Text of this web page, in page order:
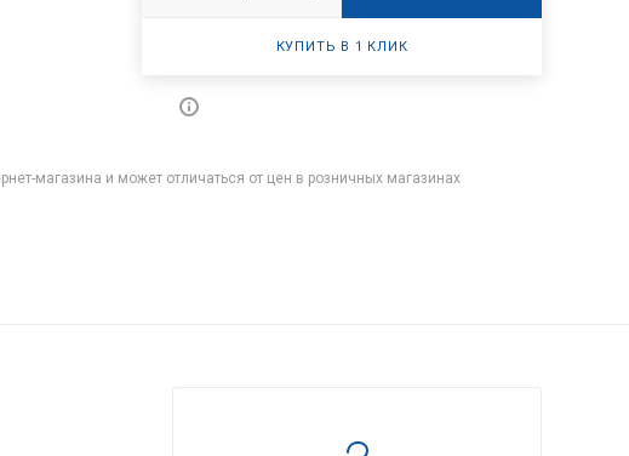
КУПИТЬ В 1 КЛИК
магазина и может отличаться от цен в розничных магазинах